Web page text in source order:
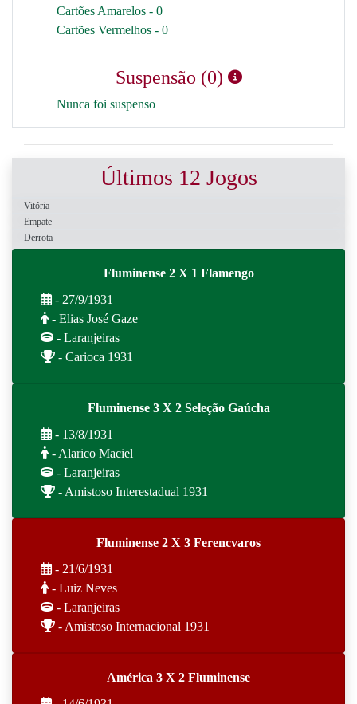
Cartões Amarelos - 0
Cartões Vermelhos - 0
Suspensão (0)
Nunca foi suspenso
Últimos 12 Jogos
Vitória
Empate
Derrota
Fluminense 2 X 1 Flamengo
- 27/9/1931
- Elias José Gaze
- Laranjeiras
- Carioca 1931
Fluminense 3 X 2 Seleção Gaúcha
- 13/8/1931
- Alarico Maciel
- Laranjeiras
- Amistoso Interestadual 1931
Fluminense 2 X 3 Ferencvaros
- 21/6/1931
- Luiz Neves
- Laranjeiras
- Amistoso Internacional 1931
América 3 X 2 Fluminense